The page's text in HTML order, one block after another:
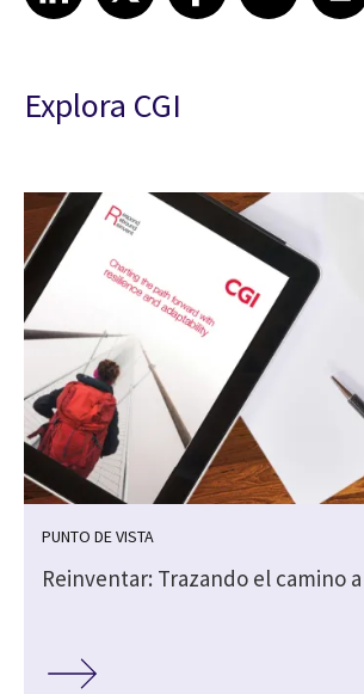
Explora CGI
PUNTO DE VISTA
Reinventar: Trazando el camino